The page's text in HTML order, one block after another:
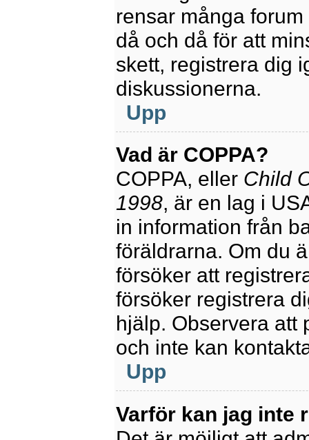
rensar många
då och då för att
skett, registrera dig
diskussionerna.
Upp
Vad är COPPA?
COPPA, eller Child
1998, är en lag i
in information från
föräldrarna. Om du
försöker att
försöker registrera
hjälp. Observera att
och inte kan
Upp
Varför kan jag inte